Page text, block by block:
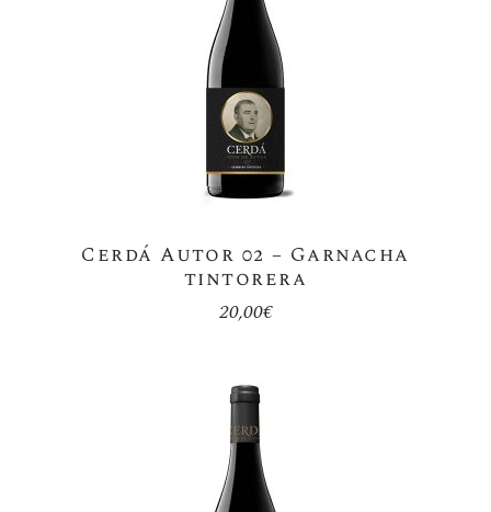
Cerdá Autor 02 – Garnacha
tintorera
20,00€